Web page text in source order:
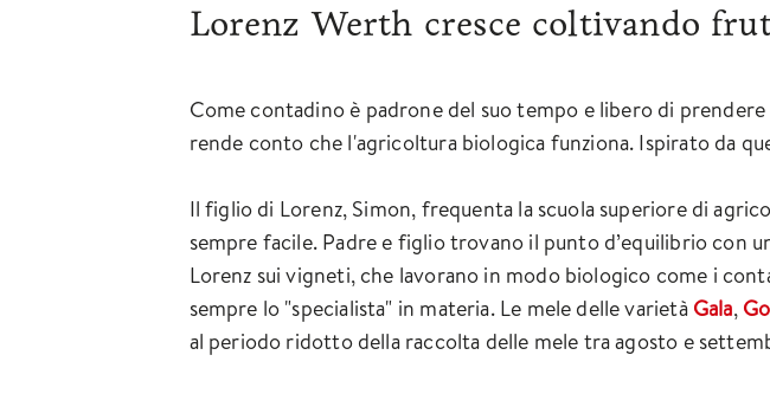
Lorenz Werth cresce coltivando
Come contadino è padrone del suo tempo e libero di
rende conto che l'agricoltura biologica funziona. Ispirato da
Il figlio di Lorenz, Simon, frequenta la scuola superiore di
sempre facile. Padre e figlio trovano il punto d’equilibrio con
Lorenz sui vigneti, che lavorano in modo biologico come i
sempre lo "specialista" in materia. Le mele delle varietà Gala,
al periodo ridotto della raccolta delle mele tra agosto e